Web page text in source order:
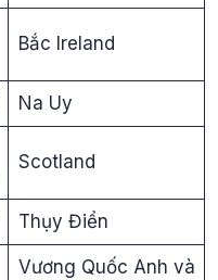
Bắc Ireland
Na Uy
Scotland
Thụy Điển
Vương Quốc Anh và